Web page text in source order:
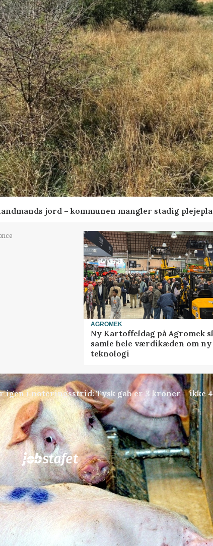
jord – kommunen mangler stadig
AGROMEK
Ny Kartoffeldag på Agromek
samle hele værdikæden om ny
teknologi
igen i noteringsstrid: Tysk gab er 3 kroner – ikke
Annonce
med 81ledige stillinger
ved Ringkøbing / Trainee
dræn/
Anlæg